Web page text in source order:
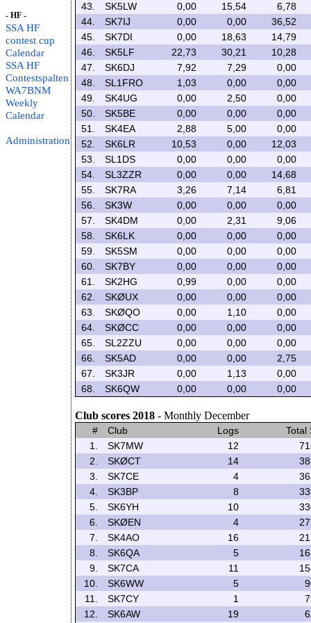
- HF -
SSA HF
contest cup
Calendar
SSA HF
Contestspalten
WA7BNM
Weekly
Calendar
Administration
43.
SK5LW 0,00 15,54
6,78
44.
SK7IJ 0,00 0,00
36,52
45.
SK7DI 0,00 18,63
14,79
46.
SK5LF 22,73 30,21
10,28
47.
SK6DJ 7,92 7,29
0,00
48.
SL1FRO 1,03 0,00
0,00
49.
SK4UG 0,00 2,50
0,00
50.
SK5BE 0,00 0,00
0,00
51.
SK4EA 2,88 5,00
0,00
52.
SK6LR 10,53 0,00
12,03
53.
SL1DS 0,00 0,00
0,00
54.
SL3ZZR 0,00 0,00
14,68
55.
SK7RA 3,26 7,14
6,81
56.
SK3W 0,00 0,00
0,00
57.
SK4DM 0,00 2,31
9,06
58.
SK6LK 0,00 0,00
0,00
59.
SK5SM 0,00 0,00
0,00
60.
SK7BY 0,00 0,00
0,00
61.
SK2HG 0,99 0,00
0,00
62.
SKØUX 0,00 0,00
0,00
63.
SKØQO 0,00 1,10
0,00
64.
SKØCC 0,00 0,00
0,00
65.
SL2ZZU 0,00 0,00
0,00
66.
SK5AD 0,00 0,00
2,75
67.
SK3JR 0,00 1,13
0,00
68.
SK6QW 0,00 0,00 0,00
Club scores 2018 - Monthly December
# Club Logs
Total
1.
SK7MW 12
2.
SKØCT 14
3.
SK7CE 4
4.
SK3BP 8
5.
SK6YH 10
6.
SKØEN 4
7.
SK4AO 16
8.
SK6QA 5
9.
SK7CA 11
10.
SK6WW 5
11.
SK7CY 1
12.
SK6AW 19